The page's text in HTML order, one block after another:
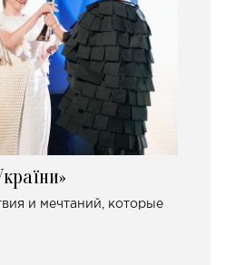
и мечтаний, которые